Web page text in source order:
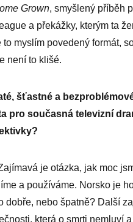
Grown, smyšlený příběh
a překážky, kterým ta
myslím povedený formát,
není to klišé.
šťastné a
pro současná televizní
je otázka, jak moc
a používáme. Norsko je
dobře, nebo špatně? Další
která o smrti nemluví